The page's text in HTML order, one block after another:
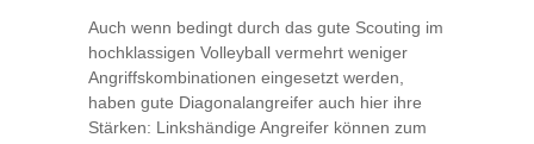
Auch wenn bedingt durch das gute Scouting im
hochklassigen Volleyball vermehrt weniger
Angriffskombinationen eingesetzt werden,
haben gute Diagonalangreifer auch hier ihre
Stärken: Linkshändige Angreifer können zum